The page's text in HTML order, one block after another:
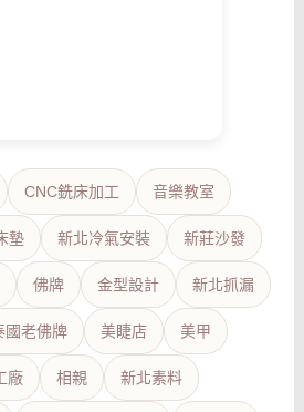
CNC銑床加工 音樂教室
墊 新北冷氣安裝 新莊沙發
佛牌 金型設計 新北抓漏
國老佛牌 美睫店 美甲
廠 相親 新北素料